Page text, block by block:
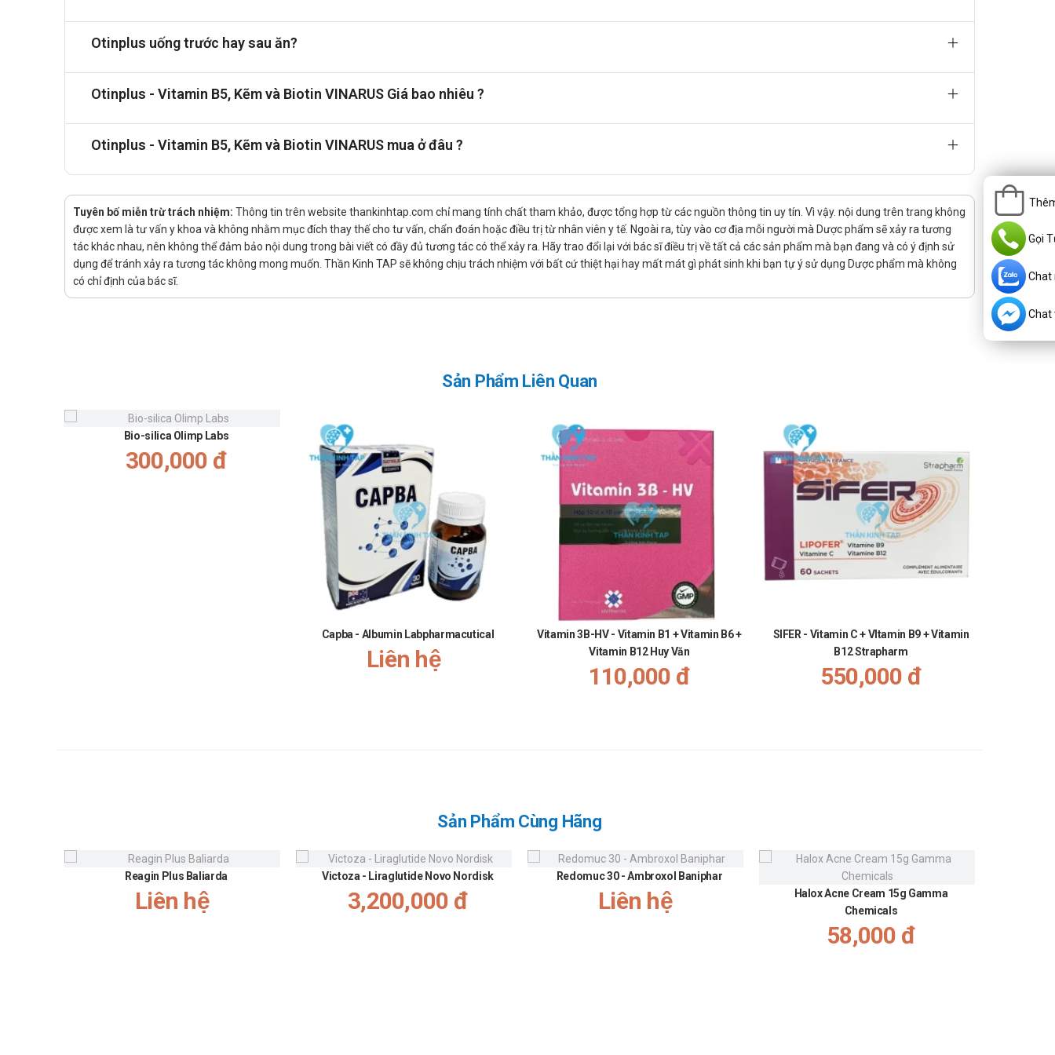
có thể làm giảm hiệu quả hấp thu dưỡng chất. Uống đủ nước hàng ngày cũng là yếu tố quan trọng để duy trì độ ẩm và sức khỏe tổng thể của làn da.
Otinplus uống trước hay sau ăn?
Otinplus - Vitamin B5, Kẽm và Biotin VINARUS Giá bao nhiêu ?
Otinplus - Vitamin B5, Kẽm và Biotin VINARUS mua ở đâu ?
Tuyên bố miễn trừ trách nhiệm: Thông tin trên website thankinhtap.com chỉ mang tính chất tham khảo, được tổng hợp từ các nguồn thông tin uy tín. Vì vậy. nội dung trên trang không
được xem là tư vấn y khoa và không nhằm mục đích thay thế cho tư vấn, chẩn đoán hoặc điều trị từ nhân viên y tế. Ngoài ra, tùy vào cơ địa mỗi người mà Dược phẩm sẽ xảy ra tương
tác khác nhau, nên không thể đảm bảo nội dung trong bài viết có đầy đủ tương tác có thể xảy ra. Hãy trao đổi lại với bác sĩ điều trị về tất cả các sản phẩm mà bạn đang và có ý định sử
dụng để tránh xảy ra tương tác không mong muốn. Thần Kinh TAP sẽ không chịu trách nhiệm với bất cứ thiệt hại hay mất mát gì phát sinh khi bạn tự ý sử dụng Dược phẩm mà không
có chỉ định của bác sĩ.
Sản Phẩm Liên Quan
Bio-silica Olimp Labs
300,000 đ
Capba - Albumin Labpharmacutical
Liên hệ
Vitamin 3B-HV - Vitamin B1 + Vitamin B6 +
Vitamin B12 Huy Văn
110,000 đ
SIFER - Vitamin C + VItamin B9 + Vitamin
B12 Strapharm
550,000 đ
Sản Phẩm Cùng Hãng
Reagin Plus Baliarda
Liên hệ
Victoza - Liraglutide Novo Nordisk
3,200,000 đ
Redomuc 30 - Ambroxol Baniphar
Liên hệ
Halox Acne Cream 15g Gamma
Chemicals
58,000 đ
Gọi
Chat
Chat